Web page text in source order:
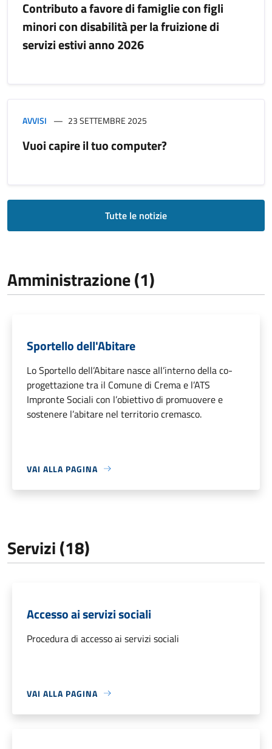
Contributo a favore di famiglie con figli
minori con disabilità per la fruizione di
servizi estivi anno 2026
AVVISI 23 SETTEMBRE 2025
Vuoi capire il tuo computer?
Tutte le notizie
Amministrazione (1)
Sportello dell'Abitare
Lo Sportello dell’Abitare nasce all’interno della co-
progettazione tra il Comune di Crema e l’ATS
Impronte Sociali con l’obiettivo di promuovere e
sostenere l’abitare nel territorio cremasco.
VAI ALLA PAGINA
Servizi (18)
Accesso ai servizi sociali
Procedura di accesso ai servizi sociali
VAI ALLA PAGINA